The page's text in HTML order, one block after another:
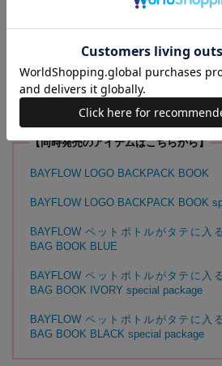
【同時発売のアイテムはこちらから】
BAYFLOW LOGO BACKPACK BOOK
BAYFLOW LOGO BACKPACK BOOK
BAYFLOW ペットボトルがタテに入
BAG BOOK BLUE
BAYFLOW ペットボトルがタテに入
BAG BOOK IVORY special package
BAYFLOW ペットボトルがタテに入
BAG BOOK BLACK special package